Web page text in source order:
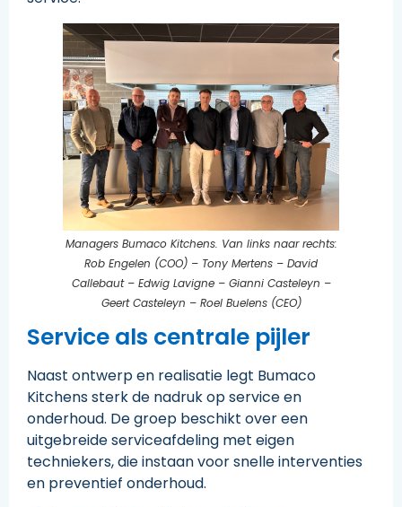
Managers Bumaco Kitchens. Van links naar rechts:
Rob Engelen (COO) – Tony Mertens – David
Callebaut – Edwig Lavigne – Gianni Casteleyn –
Geert Casteleyn – Roel Buelens (CEO)
Service als centrale pijler
Naast ontwerp en realisatie legt Bumaco
Kitchens sterk de nadruk op service en
onderhoud. De groep beschikt over een
uitgebreide serviceafdeling met eigen
techniekers, die instaan voor snelle interventies
en preventief onderhoud.